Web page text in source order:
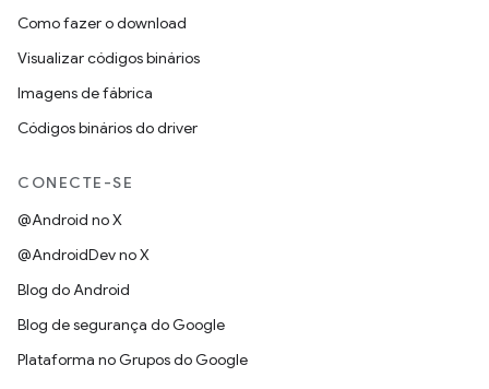
Como fazer o download
Visualizar códigos binários
Imagens de fábrica
Códigos binários do driver
CONECTE-SE
@Android no X
@AndroidDev no X
Blog do Android
Blog de segurança do Google
Plataforma no Grupos do Google